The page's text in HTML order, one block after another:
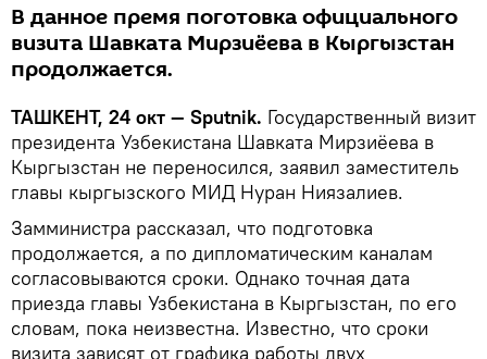
В данное премя поготовка официального
визита Шавката Мирзиёева в Кыргызстан
продолжается.
ТАШКЕНТ, 24 окт — Sputnik. Государственный визит
президента Узбекистана Шавката Мирзиёева в
Кыргызстан не переносился, заявил заместитель
главы кыргызского МИД Нуран Ниязалиев.
Замминистра рассказал, что подготовка
продолжается, а по дипломатическим каналам
согласовываются сроки. Однако точная дата
приезда главы Узбекистана в Кыргызстан, по его
словам, пока неизвестна. Известно, что сроки
визита зависят от графика работы двух